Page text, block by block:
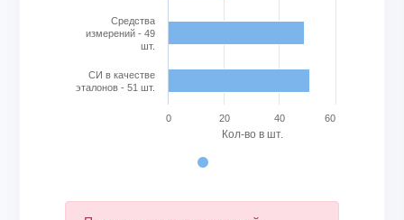
Кол-во в шт.
Cредства
измерений - 49
шт.
СИ в качестве
эталонов - 51 шт.
0 20 40 60